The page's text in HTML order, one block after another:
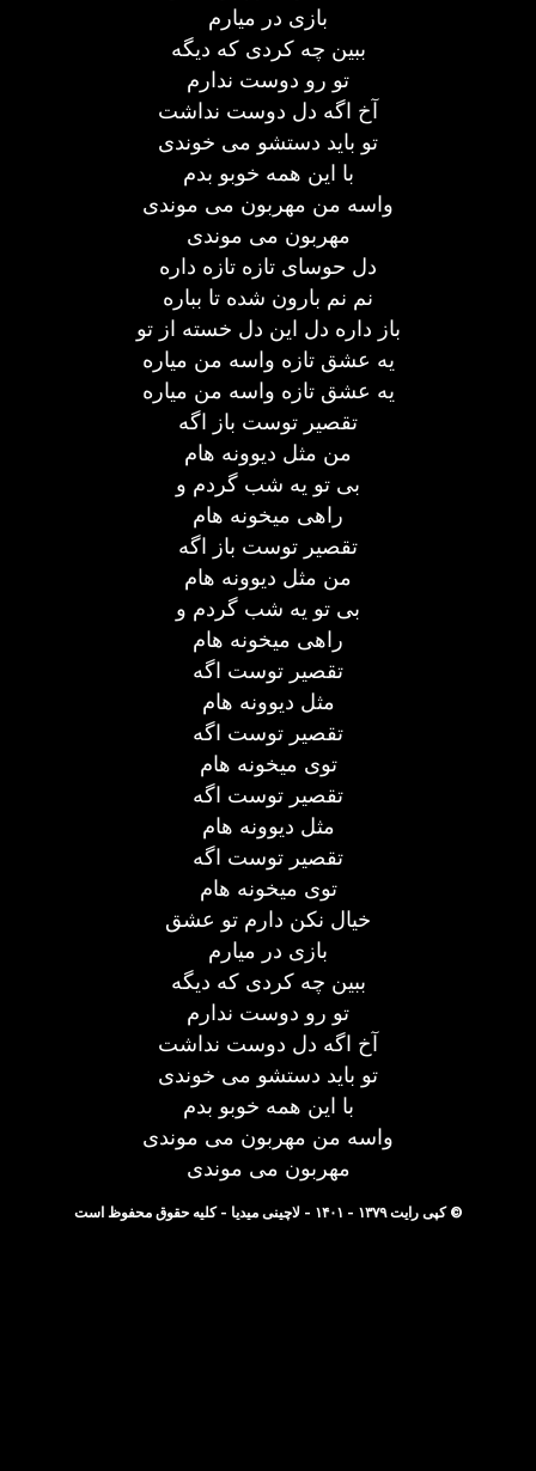
بازی در میارم
ببین چه کردی که دیگه
تو رو دوست ندارم
آخ اگه دل دوست نداشت
تو باید دستشو می خوندی
با این همه خوبو بدم
واسه من مهربون می موندی
مهربون می موندی
دل حوسای تازه تازه داره
نم نم بارون شده تا بباره
باز داره دل این دل خسته از تو
یه عشق تازه واسه من میاره
یه عشق تازه واسه من میاره
تقصیر توست باز اگه
من مثل دیوونه هام
بی تو یه شب گردم و
راهی میخونه هام
تقصیر توست باز اگه
من مثل دیوونه هام
بی تو یه شب گردم و
راهی میخونه هام
تقصیر توست اگه
مثل دیوونه هام
تقصیر توست اگه
توی میخونه هام
تقصیر توست اگه
مثل دیوونه هام
تقصیر توست اگه
توی میخونه هام
خیال نکن دارم تو عشق
بازی در میارم
ببین چه کردی که دیگه
تو رو دوست ندارم
آخ اگه دل دوست نداشت
تو باید دستشو می خوندی
با این همه خوبو بدم
واسه من مهربون می موندی
مهربون می موندی
© کپی رایت ۱۳۷۹ - ۱۴۰۱ - لاچینی میدیا - کلیه حقوق محفوظ است